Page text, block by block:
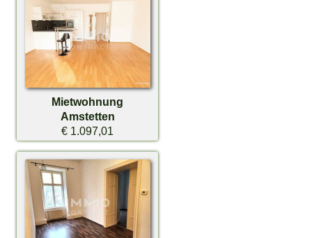
Mietwohnung
Amstetten
€ 1.097,01